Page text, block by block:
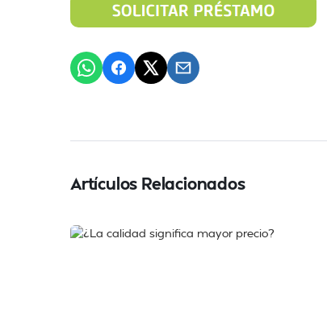
Artículos Relacionados